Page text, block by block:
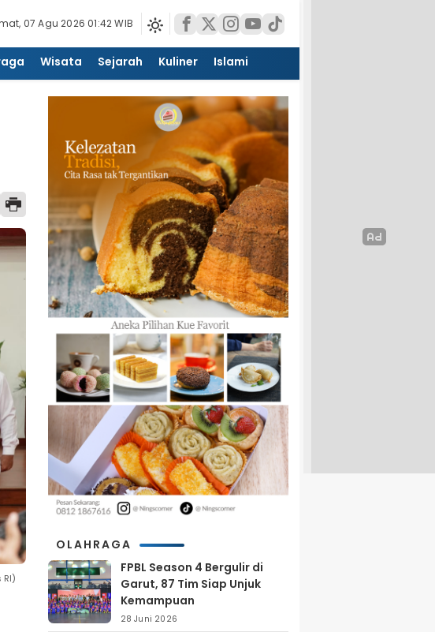
07 Agu 2026 01:42 WIB
Wisata Sejarah Kuliner Islami
OLAHRAGA
FPBL Season 4 Bergulir di
Garut, 87 Tim Siap Unjuk
Kemampuan
28 Juni 2026